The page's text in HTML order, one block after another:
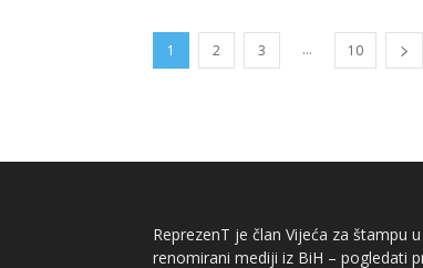
1 2 3 ... 10
ReprezenT je član Vijeća za štampu
renomirani mediji iz BiH – pogledati